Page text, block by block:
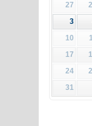
27
3
10
17
24
31